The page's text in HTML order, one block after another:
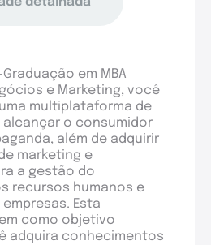
em MBA
e Marketing, você
multiplataforma de
o consumidor
além de adquirir
marketing e
a gestão do
recursos humanos e
Esta
como objetivo
adquira conhecimentos